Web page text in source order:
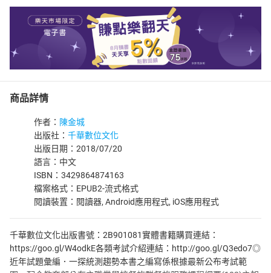
商品詳情
作者： 陳金城
出版社： 千華數位文化
出版日期：2018/07/20
語言：中文
ISBN：3429864874163
檔案格式：EPUB2-流式格式
閱讀裝置：閱讀器, Android應用程式, iOS應用程式
千華數位文化出版書號：2B901081實體書籍購買連結：
https://goo.gl/W4odkE各類考試介紹連結：http://goo.gl/Q3edo7◎
近年試題彙編．一探統測趨勢本書之編寫係根據最新公布考試範